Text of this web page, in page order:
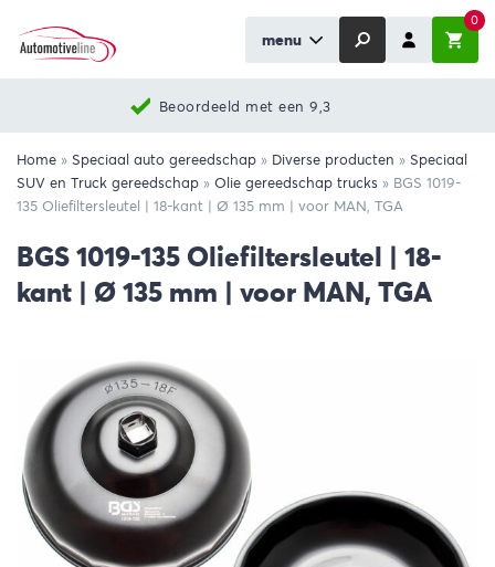
menu
0
Beoordeeld met een 9,3
Home » Speciaal auto gereedschap » Diverse producten » Speciaal
SUV en Truck gereedschap » Olie gereedschap trucks » BGS 1019-
135 Oliefiltersleutel | 18-kant | Ø 135 mm | voor MAN, TGA
BGS 1019-135 Oliefiltersleutel | 18-
kant | Ø 135 mm | voor MAN, TGA